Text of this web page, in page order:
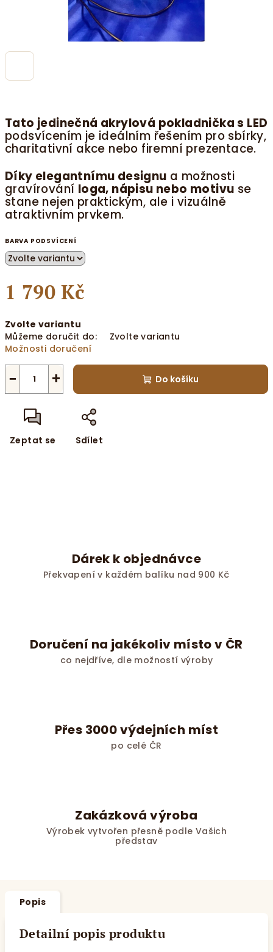
Tato jedinečná akrylová pokladnička s LED
podsvícením je ideálním řešením pro sbírky,
charitativní akce nebo firemní prezentace.
Díky elegantnímu designu a možnosti
gravírování loga, nápisu nebo motivu se
stane nejen praktickým, ale i vizuálně
atraktivním prvkem.
BARVA PODSVÍCENÍ
1 790 Kč
cena:
Zvolte variantu
Můžeme doručit do:
Zvolte variantu
Možnosti doručení
+
− Do košíku
Zeptat se Sdílet
Dárek k objednávce
Překvapení v každém balíku nad 900 Kč
Doručení na jakékoliv místo v ČR
co nejdříve, dle možností výroby
Přes 3000 výdejních míst
po celé ČR
Zakázková výroba
Výrobek vytvořen přesně podle Vašich
představ
Popis
Detailní popis produktu